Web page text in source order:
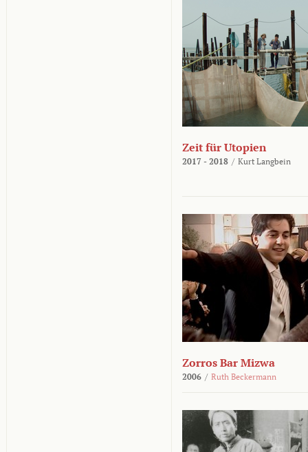
Zeit für Utopien
2017 - 2018 / Kurt Langbein
Zorros Bar Mizwa
2006 / Ruth Beckermann